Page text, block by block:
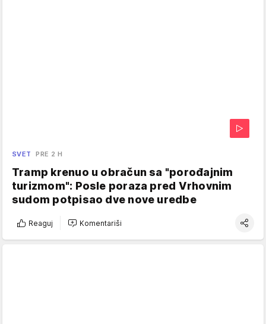
SVET PRE 2 H
Tramp krenuo u obračun sa "porođajnim
turizmom": Posle poraza pred Vrhovnim
sudom potpisao dve nove uredbe
Reaguj Komentariši